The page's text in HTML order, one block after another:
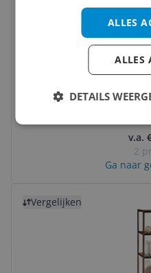
Relaxdays
Geölied - 3
v.a.
2
Ga naar
Vergelijken
ALLES
ALLES
DETAILS